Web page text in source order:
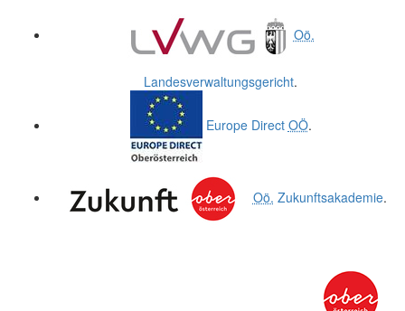
Oö.
Landesverwaltungsgericht.
Europe Direct OÖ.
Oö. Zukunftsakademie.